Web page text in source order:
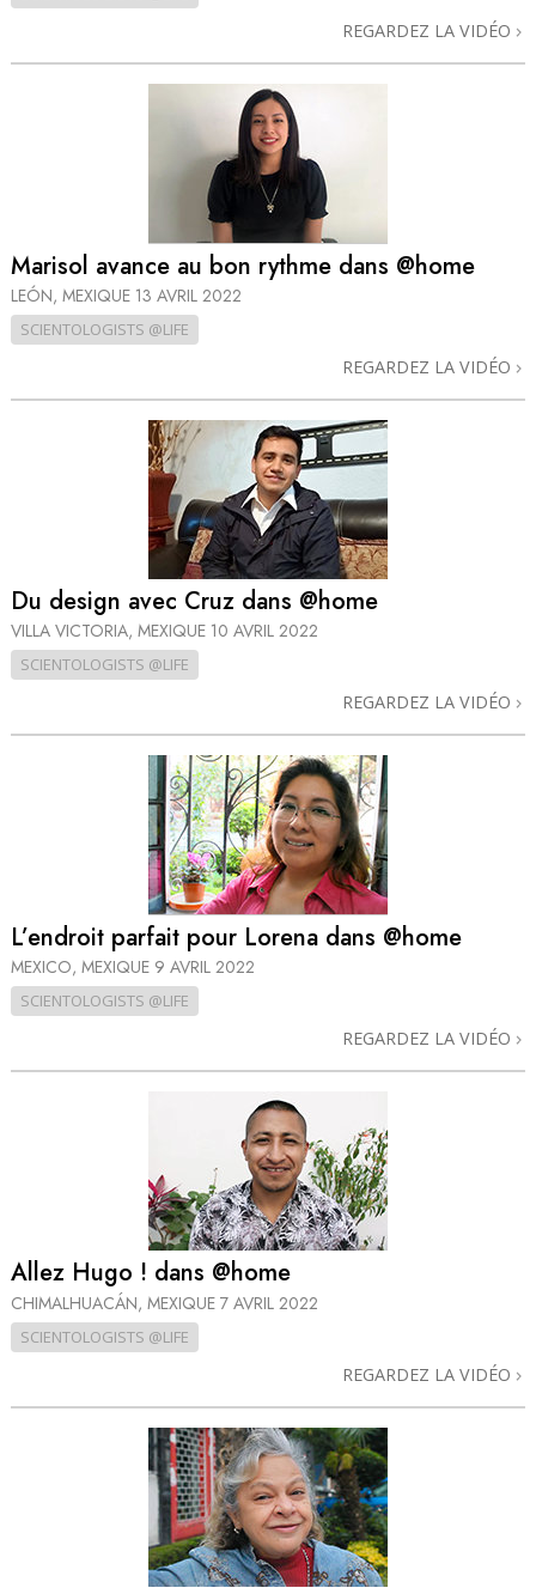
REGARDEZ LA VIDÉO
Marisol avance au bon rythme dans @home
LEÓN, MEXIQUE 13 AVRIL 2022
SCIENTOLOGISTS @LIFE
REGARDEZ LA VIDÉO
Du design avec Cruz dans @home
VILLA VICTORIA, MEXIQUE 10 AVRIL 2022
SCIENTOLOGISTS @LIFE
REGARDEZ LA VIDÉO
L’endroit parfait pour Lorena dans @home
MEXICO, MEXIQUE 9 AVRIL 2022
SCIENTOLOGISTS @LIFE
REGARDEZ LA VIDÉO
Allez Hugo ! dans @home
CHIMALHUACÁN, MEXIQUE 7 AVRIL 2022
SCIENTOLOGISTS @LIFE
REGARDEZ LA VIDÉO